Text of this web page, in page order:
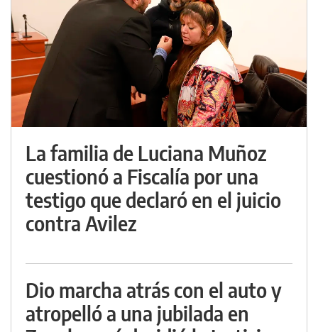
La familia de Luciana Muñoz
cuestionó a Fiscalía por una
testigo que declaró en el juicio
contra Avilez
Dio marcha atrás con el auto y
atropelló a una jubilada en